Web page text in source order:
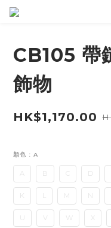
CB105 帶
飾物
HK$1,170.00
顏色 : A
A B
K M N
W X